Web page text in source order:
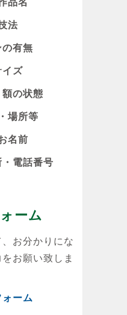
品名
法
有無
イズ
の状態
場所等
名前
電話番号
ーム
お分かりにな
お願い致しま
ーム